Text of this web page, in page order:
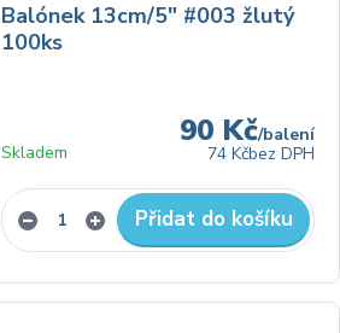
Balónek 13cm/5" #003 žlutý
100ks
90 Kč/balení
74 Kčbez DPH
Skladem
Přidat do košíku